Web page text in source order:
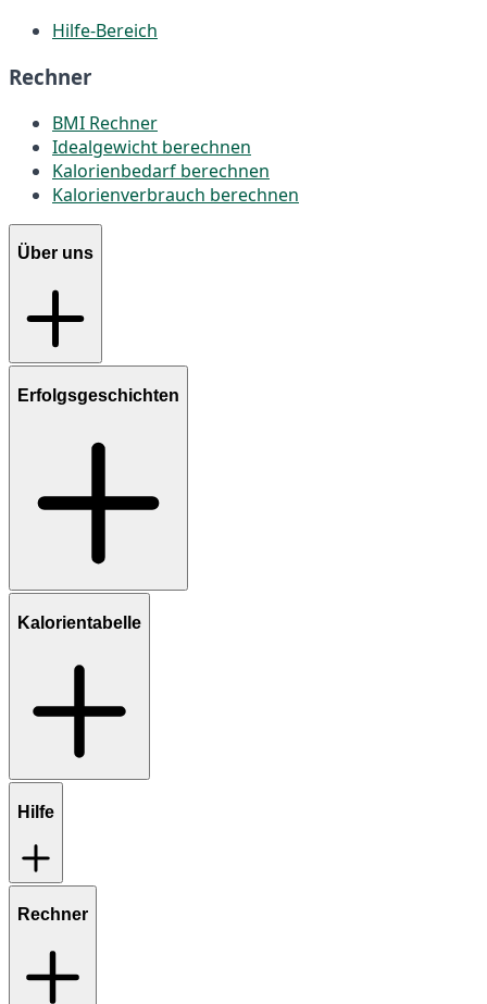
Hilfe-Bereich
Rechner
BMI Rechner
Idealgewicht berechnen
Kalorienbedarf berechnen
Kalorienverbrauch berechnen
Über uns
Erfolgsgeschichten
Kalorientabelle
Hilfe
Rechner